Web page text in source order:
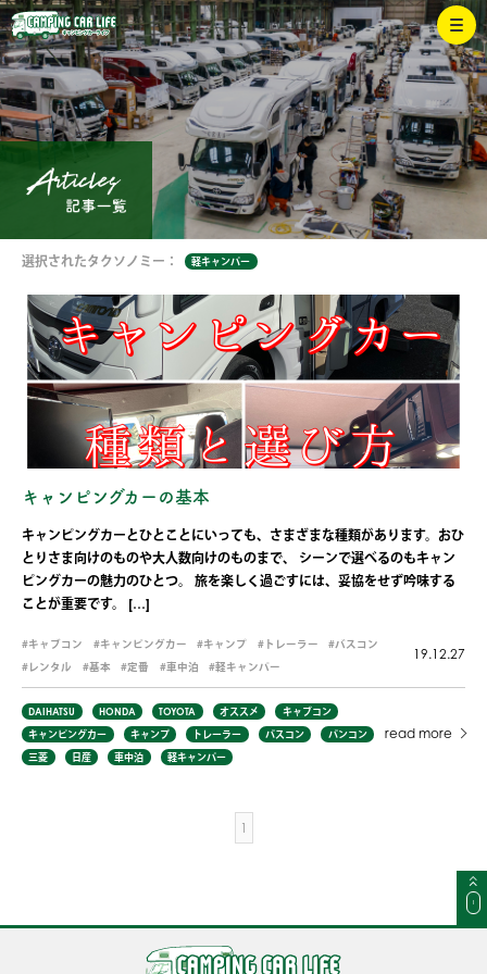
選択されたタクソノミー： 軽キャンパー
キャンピングカーの基本
キャンピングカーとひとことにいっても、さまざまな種類があります。おひ
とりさま向けのものや大人数向けのものまで、 シーンで選べるのもキャン
ピングカーの魅力のひとつ。 旅を楽しく過ごすには、妥協をせず吟味する
ことが重要です。 […]
キャブコン キャンピングカー キャンプ トレーラー
バスコン
レンタル
基本 定番 車中泊 軽キャンパー
19.12.27
DAIHATSU HONDA TOYOTA オススメ
キャブコン
キャンピングカー
キャンプ トレーラー バスコン
バンコン
三菱
日産 車中泊 軽キャンパー
read more
1